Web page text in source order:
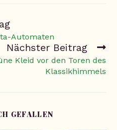
Automaten
Nächster Beitrag
Kleid vor den Toren des
Klassikhimmels
GEFALLEN